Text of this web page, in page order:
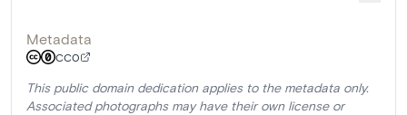
Metadata
CC0
This public domain dedication applies to the metadata only.
Associated photographs may have their own license or